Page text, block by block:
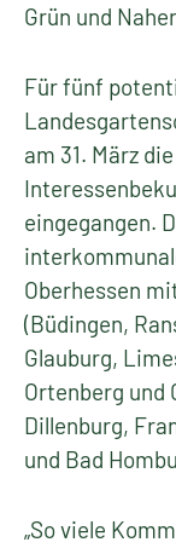
Grün und
Für fünf
am 31. März
eingegangen.
Oberhessen
(Büdingen,
Glauburg,
Ortenberg und
Dillenburg,
und Bad
„So viele